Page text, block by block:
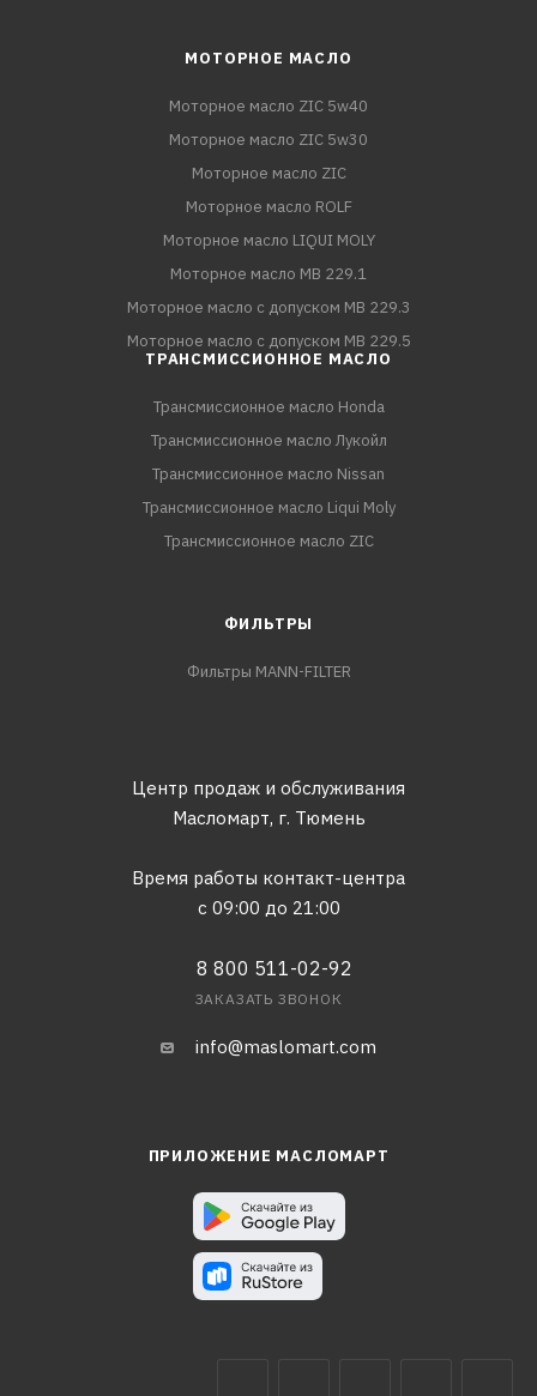
МОТОРНОЕ МАСЛО
Моторное масло ZIC 5w40
Моторное масло ZIC 5w30
Моторное масло ZIC
Моторное масло ROLF
Моторное масло LIQUI MOLY
Моторное масло MB 229.1
Моторное масло с допуском MB 229.3
Моторное масло с допуском MB 229.5
ТРАНСМИССИОННОЕ МАСЛО
Трансмиссионное масло Honda
Трансмиссионное масло Лукойл
Трансмиссионное масло Nissan
Трансмиссионное масло Liqui Moly
Трансмиссионное масло ZIC
ФИЛЬТРЫ
Фильтры MANN-FILTER
Центр продаж и обслуживания
Масломарт, г. Тюмень
Время работы контакт-центра
с 09:00 до 21:00
8 800 511-02-92
ЗАКАЗАТЬ ЗВОНОК
info@maslomart.com
ПРИЛОЖЕНИЕ МАСЛОМАРТ